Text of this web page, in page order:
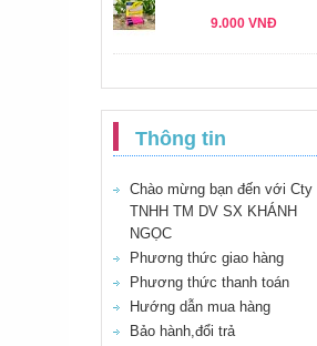
9.000 VNĐ
Thông tin
Chào mừng bạn đến với Cty
TNHH TM DV SX KHÁNH
NGỌC
Phương thức giao hàng
Phương thức thanh toán
Hướng dẫn mua hàng
Bảo hành,đổi trả